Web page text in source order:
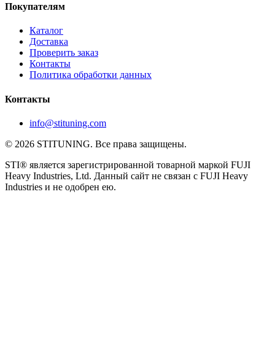
Покупателям
Каталог
Доставка
Проверить заказ
Контакты
Политика обработки данных
Контакты
info@stituning.com
© 2026 STITUNING. Все права защищены.
STI® является зарегистрированной товарной маркой FUJI
Heavy Industries, Ltd. Данный сайт не связан с FUJI Heavy
Industries и не одобрен ею.